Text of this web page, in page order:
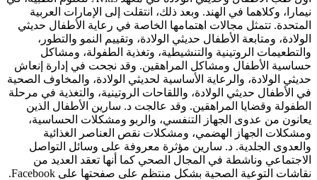
نيمارا، وكلاهما في الهند. وبعد ذلك، انتقلت إلى الإمارات العربية
المتحدة. تتمثل مجالات اهتمامها الخاصة في رعاية الأطفال حديثي
الولادة، ومتابعة الأطفال حديثي الولادة، وتقييم النمو والتطور،
والتطعيمات الروتينية والتنشيطية، وتغذية الطفولة، ومشاكل
حساسية الأطفال ومشاكل المراهقين. وقد نجحت في إدارة إنعاش
حديثي الولادة، والرعاية الأساسية لحديثي الولادة، والمخاوف الصحية
في الأطفال حديثي الولادة، واللقاحات الروتينية، والتغذية في مرحلة
الطفولة وقضايا المراهقين. وقد عالجت د. سارين الأطفال الذين
يعانون من عدوى الجهاز التنفسي، والربو ومشكلات الحساسية،
ومشكلات الجهاز الهضمي، ومشكلات نقص العناصر الغذائية
والعدوى الجلدية. د. سارين مؤثرة معروفة على وسائل التواصل
الاجتماعي وناشطة في المجال الصحي كما أنها تعقد العديد من
نقاشات التوعية الصحية بشكل منتظم على صفحتها على Facebook.